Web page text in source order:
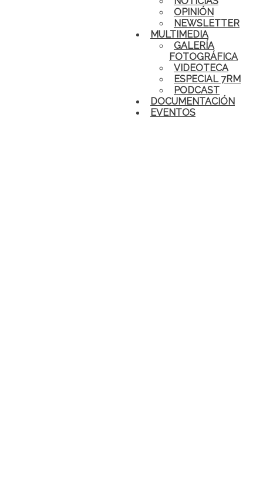
OPINIÓN
NEWSLETTER
MULTIMEDIA
GALERÍA
FOTOGRÁFICA
VIDEOTECA
ESPECIAL 7RM
PODCAST
DOCUMENTACIÓN
EVENTOS